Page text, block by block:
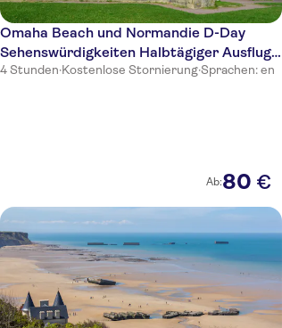
Omaha Beach und Normandie D-Day
Sehenswürdigkeiten Halbtägiger Ausflug
von Bayeux
4 Stunden·Kostenlose Stornierung·Sprachen: en
Ab:80 €